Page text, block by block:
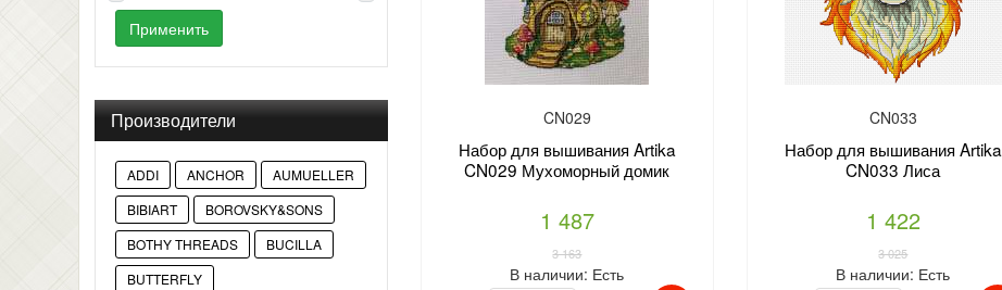
Применить
Производители
ADDI ANCHOR
AUMUELLER
BIBIART
BOROVSKY&SONS
BOTHY THREADS
BUCILLA
BUTTERFLY
CN029
Набор для вышивания Artika
CN029 Мухоморный домик
1 487
3 163
В наличии: Есть
CN033
Набор для вышивания Artika
CN033 Лиса
1 422
3 025
В наличии: Есть